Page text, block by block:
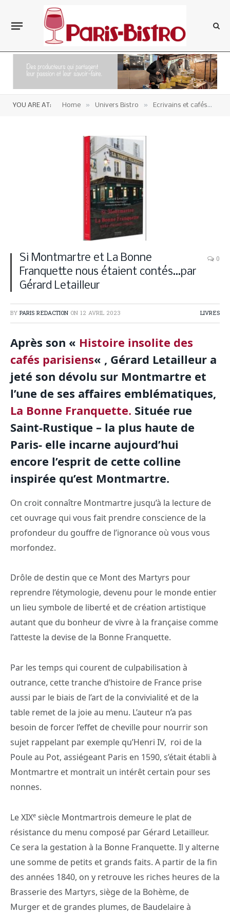
YOU ARE AT: Home » Univers Bistro » Ecrivains et cafés
Si Montmartre et La Bonne
Franquette nous étaient contés…par
Gérard Letailleur
0
BY PARIS REDACTION ON 12 AVRIL 2023 LIVRES
Après son « Histoire insolite des
cafés parisiens« , Gérard Letailleur a
jeté son dévolu sur Montmartre et
l’une de ses affaires emblématiques,
La Bonne Franquette. Située rue
Saint-Rustique – la plus haute de
Paris- elle incarne aujourd’hui
encore l’esprit de cette colline
inspirée qu’est Montmartre.
On croit connaître Montmartre jusqu’à la lecture de
cet ouvrage qui vous fait prendre conscience de la
profondeur du gouffre de l’ignorance où vous vous
morfondez.
Drôle de destin que ce Mont des Martyrs pour
reprendre l’étymologie, devenu pour le monde entier
un lieu symbole de liberté et de création artistique
autant que du bonheur de vivre à la française comme
l’atteste la devise de la Bonne Franquette.
Par les temps qui courent de culpabilisation à
outrance, cette tranche d’histoire de France prise
aussi par le biais de l’art de la convivialité et de la
table remet de la joie au menu. L’auteur n’a pas
besoin de forcer l’effet de cheville pour nourrir son
sujet rappelant par exemple qu’Henri IV, roi de la
Poule au Pot, assiégeant Paris en 1590, s’était établi à
Montmartre et montrait un intérêt certain pour ses
nonnes.
Le XIXe siècle Montmartrois demeure le plat de
résistance du menu composé par Gérard Letailleur.
Ce sera la gestation à la Bonne Franquette. Il y alterne
une somme de petits et grands faits. A partir de la fin
des années 1840, on y retrouve les riches heures de la
Brasserie des Martyrs, siège de la Bohème, de
Murger et de grandes plumes, de Baudelaire à